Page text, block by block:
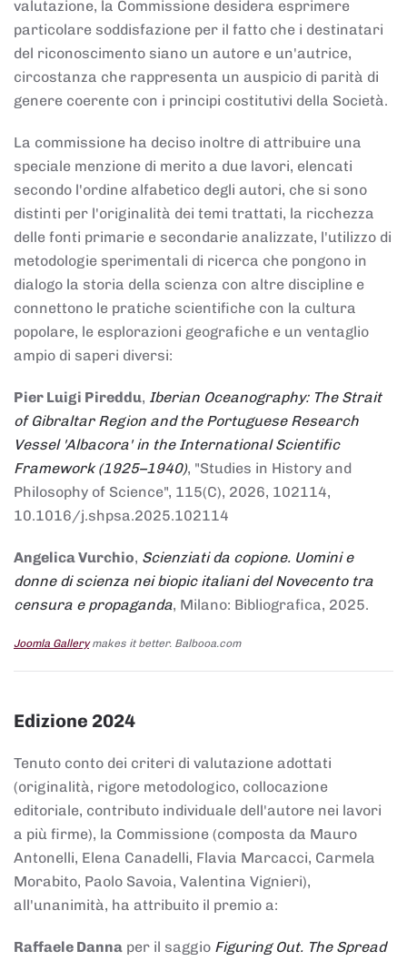
valutazione, la Commissione desidera esprimere
particolare soddisfazione per il fatto che i destinatari
del riconoscimento siano un autore e un'autrice,
circostanza che rappresenta un auspicio di parità di
genere coerente con i principi costitutivi della Società.
La commissione ha deciso inoltre di attribuire una
speciale menzione di merito a due lavori, elencati
secondo l'ordine alfabetico degli autori, che si sono
distinti per l'originalità dei temi trattati, la ricchezza
delle fonti primarie e secondarie analizzate, l'utilizzo di
metodologie sperimentali di ricerca che pongono in
dialogo la storia della scienza con altre discipline e
connettono le pratiche scientifiche con la cultura
popolare, le esplorazioni geografiche e un ventaglio
ampio di saperi diversi:
Pier Luigi Pireddu, Iberian Oceanography: The Strait
of Gibraltar Region and the Portuguese Research
Vessel 'Albacora' in the International Scientific
Framework (1925–1940), "Studies in History and
Philosophy of Science", 115(C), 2026, 102114,
10.1016/j.shpsa.2025.102114
Angelica Vurchio, Scienziati da copione. Uomini e
donne di scienza nei biopic italiani del Novecento tra
censura e propaganda, Milano: Bibliografica, 2025.
Joomla Gallerymakes it better. Balbooa.com
Edizione 2024
Tenuto conto dei criteri di valutazione adottati
(originalità, rigore metodologico, collocazione
editoriale, contributo individuale dell'autore nei lavori
a più firme), la Commissione (composta da Mauro
Antonelli, Elena Canadelli, Flavia Marcacci, Carmela
Morabito, Paolo Savoia, Valentina Vignieri),
all'unanimità, ha attribuito il premio a:
Raffaele Danna per il saggio Figuring Out. The Spread